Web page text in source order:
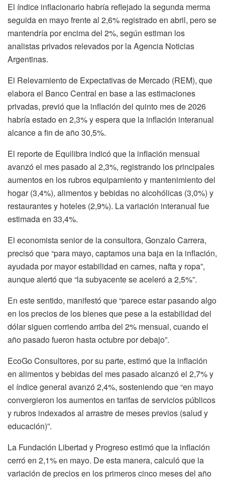
El índice inflacionario habría reflejado la segunda merma
seguida en mayo frente al 2,6% registrado en abril, pero se
mantendría por encima del 2%, según estiman los
analistas privados relevados por la Agencia Noticias
Argentinas.
El Relevamiento de Expectativas de Mercado (REM), que
elabora el Banco Central en base a las estimaciones
privadas, previó que la inflación del quinto mes de 2026
habría estado en 2,3% y espera que la inflación interanual
alcance a fin de año 30,5%.
El reporte de Equilibra indicó que la inflación mensual
avanzó el mes pasado al 2,3%, registrando los principales
aumentos en los rubros equipamiento y mantenimiento del
hogar (3,4%), alimentos y bebidas no alcohólicas (3,0%) y
restaurantes y hoteles (2,9%). La variación interanual fue
estimada en 33,4%.
El economista senior de la consultora, Gonzalo Carrera,
precisó que “para mayo, captamos una baja en la inflación,
ayudada por mayor estabilidad en carnes, nafta y ropa”,
aunque alertó que “la subyacente se aceleró a 2,5%”.
En este sentido, manifestó que “parece estar pasando algo
en los precios de los bienes que pese a la estabilidad del
dólar siguen corriendo arriba del 2% mensual, cuando el
año pasado fueron hasta octubre por debajo”.
EcoGo Consultores, por su parte, estimó que la inflación
en alimentos y bebidas del mes pasado alcanzó el 2,7% y
el índice general avanzó 2,4%, sosteniendo que “en mayo
convergieron los aumentos en tarifas de servicios públicos
y rubros indexados al arrastre de meses previos (salud y
educación)”.
La Fundación Libertad y Progreso estimó que la inflación
cerró en 2,1% en mayo. De esta manera, calculó que la
variación de precios en los primeros cinco meses del año